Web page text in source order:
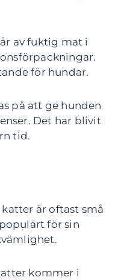
av fuktig mat i
för hundar.
på att ge hunden
Det har blivit
tid.
är oftast små
för sin
kommer i